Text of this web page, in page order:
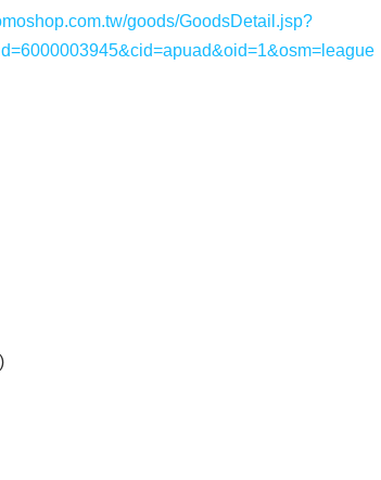
goods/GoodsDetail.jsp?